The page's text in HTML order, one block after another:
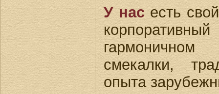
У насесть
гармоничном
смекалки,
опыта